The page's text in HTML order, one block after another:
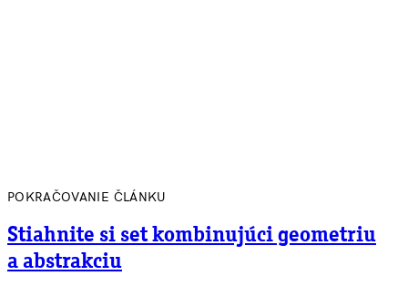
POKRAČOVANIE ČLÁNKU
Stiahnite si set kombinujúci geometriu
a abstrakciu